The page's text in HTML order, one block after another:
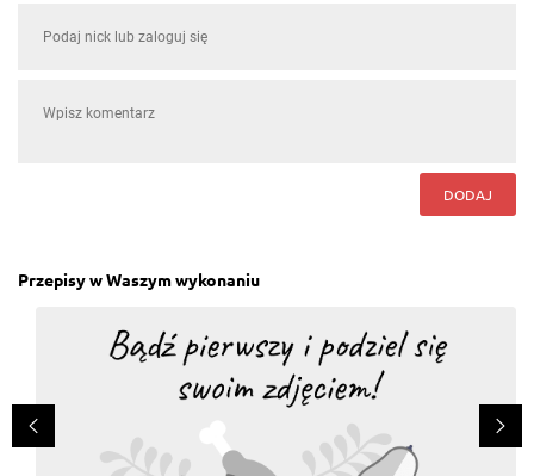
DODAJ
Przepisy w Waszym wykonaniu